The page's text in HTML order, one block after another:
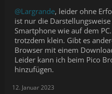
@Largrande, leider ohne
ist nur die
Smartphone wie auf dem
trotzdem klein. Gibt es
Browser mit einem
Leider kann ich beim Pico
hinzufügen.
12. Januar 2023